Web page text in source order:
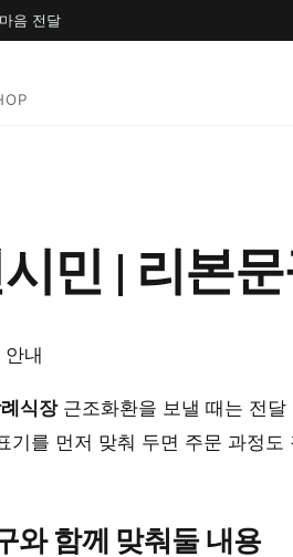
음 전달
민 | 리본
식장근조화환을 보낼 때는 전달
기를 먼저 맞춰 두면 주문 과정도
와 함께 맞춰둘 내용